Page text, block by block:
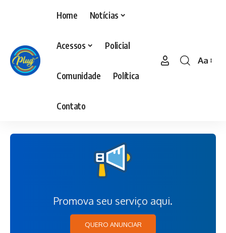
Home Notícias
Acessos Policial
Comunidade Política
Contato
Aa
Promova seu serviço aqui.
QUERO ANUNCIAR